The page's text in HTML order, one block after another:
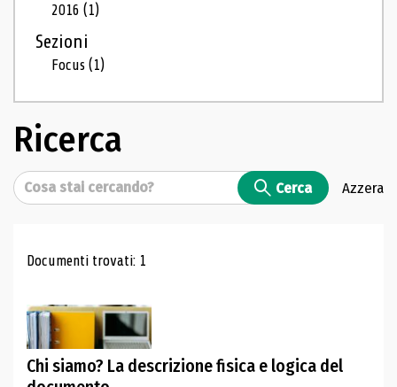
2016(1)
Sezioni
Focus(1)
Ricerca
Cerca Cerca Azzera
Risultati di ricerca
Documenti trovati: 1
Chi siamo? La descrizione fisica e logica del